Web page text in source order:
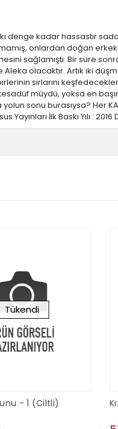
kadar hassastır
onlardan doğan
sağlamıştı. Bir süre
olacaktır. Artık iki
sırlarını
müydü, yoksa en
sonu burasıysa? Her
İlk Baskı Yılı : 2016
Tükendi
- 1 (Ciltli)